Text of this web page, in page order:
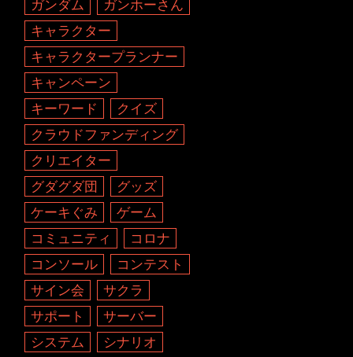
ガンダム
ガンホーさん
キャラクター
キャラクタープランナー
キャンペーン
キーワード
クイズ
クラウドファンディング
クリエイター
グダグダ団
グッズ
ケーキぐみ
ゲーム
コミュニティ
コロナ
コンソール
コンテスト
サイン会
サクラ
サポート
サーバー
システム
シナリオ